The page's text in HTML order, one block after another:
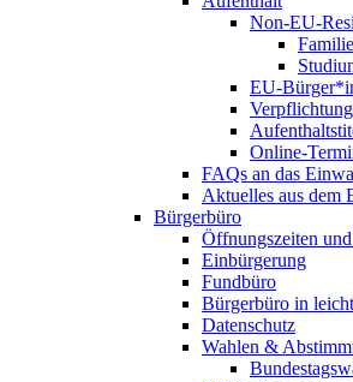
Non-EU-
EU-
Online-
FAQs an das
Aktuelles aus dem
Bürgerbüro
Öffnungszeiten
Einbürgerung
Fundbüro
Bürgerbüro in
Datenschutz
Wahlen &